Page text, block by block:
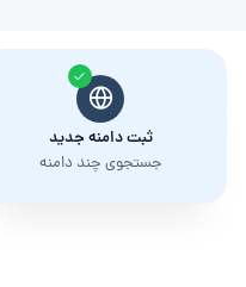
ثبت دامنه جدید
جستجوی چند دامنه